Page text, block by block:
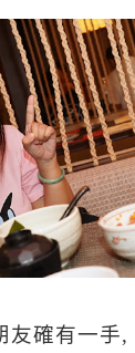
友確有一手,